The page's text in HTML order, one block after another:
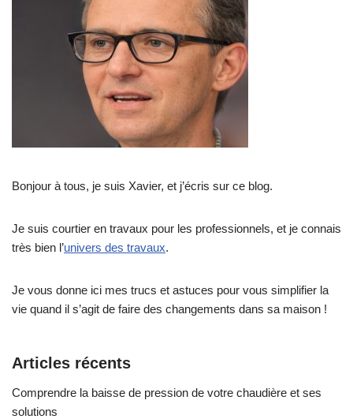
Bonjour à tous, je suis Xavier, et j’écris sur ce blog.
Je suis courtier en travaux pour les professionnels, et je connais
très bien l’univers des travaux.
Je vous donne ici mes trucs et astuces pour vous simplifier la
vie quand il s’agit de faire des changements dans sa maison !
Articles récents
Comprendre la baisse de pression de votre chaudière et ses
solutions